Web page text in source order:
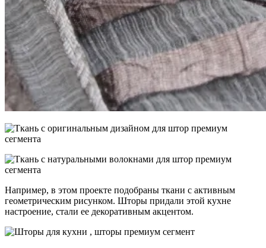
Например, в этом проекте подобраны ткани с активным
геометрическим рисунком. Шторы придали этой кухне
настроение, стали ее декоративным акцентом.